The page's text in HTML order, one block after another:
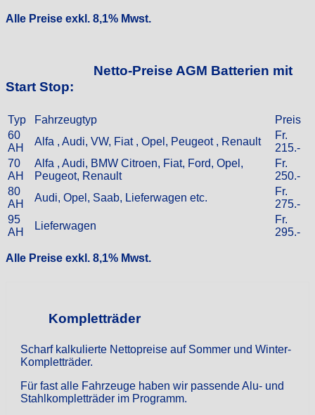
Alle Preise exkl. 8,1% Mwst.
Netto-Preise AGM Batterien mit
Start Stop:
Typ Fahrzeugtyp
Preis
60
AH
Alfa , Audi, VW, Fiat , Opel, Peugeot , Renault
Fr.
215.-
70
AH
Alfa , Audi, BMW Citroen, Fiat, Ford, Opel,
Peugeot, Renault
Fr.
250.-
80
AH
Audi, Opel, Saab, Lieferwagen etc.
Fr.
275.-
95
AH
Lieferwagen
Fr.
295.-
Alle Preise exkl. 8,1% Mwst.
Kompletträder
Scharf kalkulierte Nettopreise auf Sommer und Winter-
Kompletträder.
Für fast alle Fahrzeuge haben wir passende Alu- und
Stahlkompletträder im Programm.